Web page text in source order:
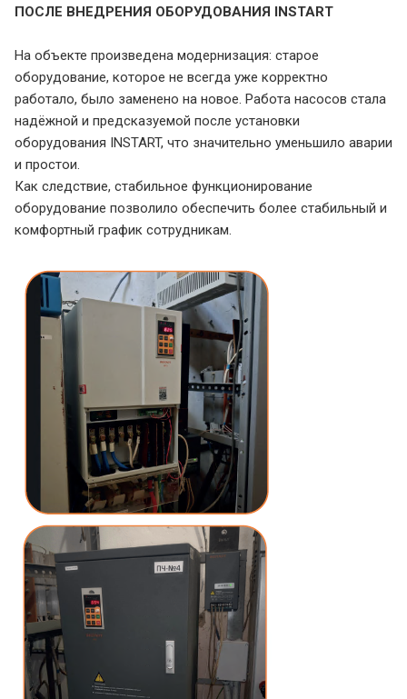
ПОСЛЕ ВНЕДРЕНИЯ ОБОРУДОВАНИЯ INSTART
На объекте произведена модернизация: старое
оборудование, которое не всегда уже корректно
работало, было заменено на новое. Работа насосов стала
надёжной и предсказуемой после установки
оборудования INSTART, что значительно уменьшило аварии
и простои.
Как следствие, стабильное функционирование
оборудование позволило обеспечить более стабильный и
комфортный график сотрудникам.